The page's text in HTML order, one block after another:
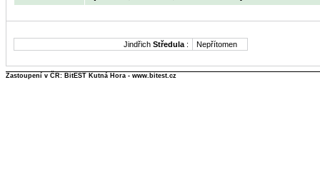
Jindřich Středula : Nepřítomen
Zastoupení v ČR: BitEST Kutná Hora - www.bitest.cz